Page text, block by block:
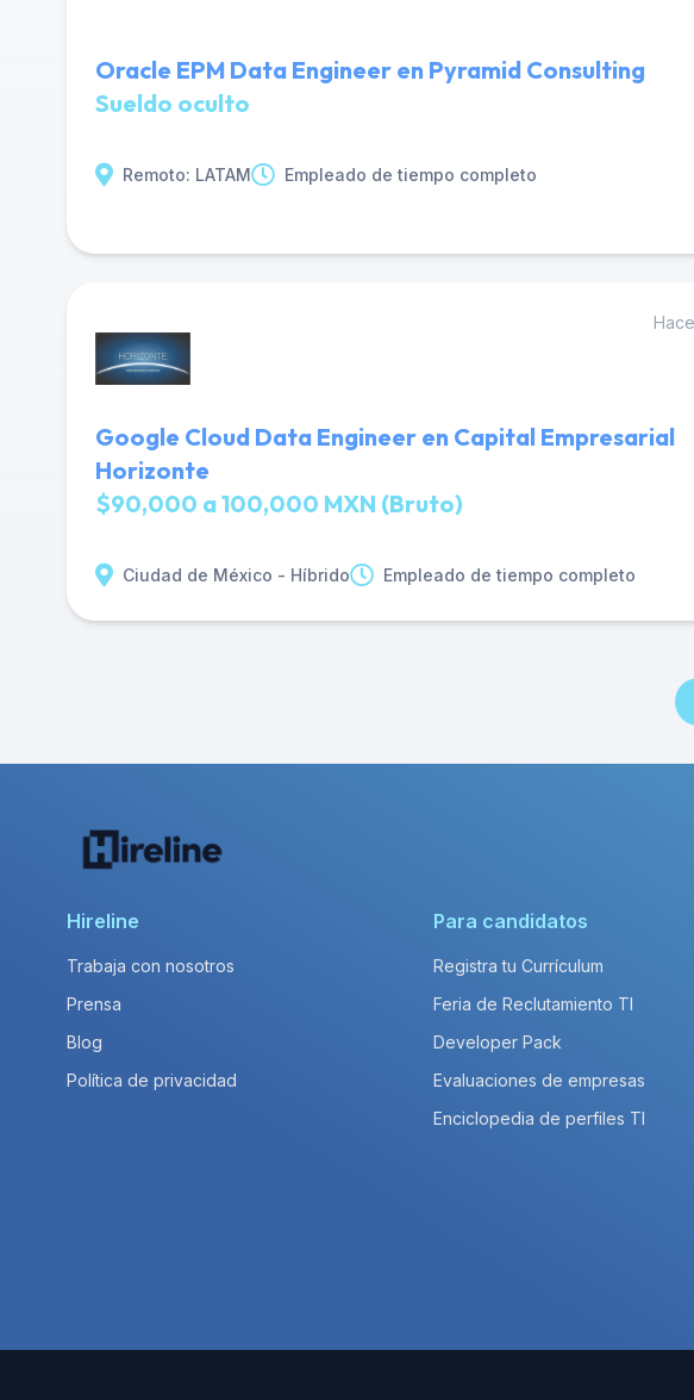
Oracle EPM Data Engineer en Pyramid Consulting
Sueldo oculto
Remoto: LATAM Empleado de tiempo completo
Google Cloud Data Engineer en Capital Empresarial
Horizonte
$90,000 a 100,000 MXN (Bruto)
Ciudad de México - Híbrido Empleado de tiempo completo
Hireline
Trabaja con nosotros
Prensa
Blog
Política de privacidad
Para candidatos
Registra tu Currículum
Feria de Reclutamiento TI
Developer Pack
Evaluaciones de empresas
Enciclopedia de perfiles TI